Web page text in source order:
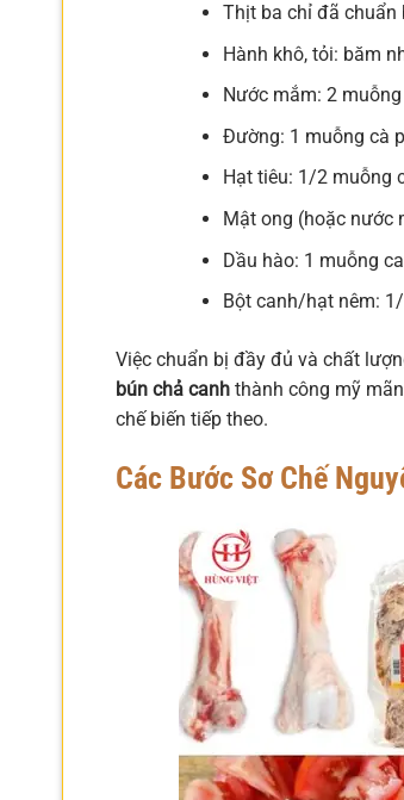
Thịt ba chỉ đã chuẩn
Hành khô, tỏi: băm
Nước mắm: 2
Đường: 1 muỗng cà
Hạt tiêu: 1/2 muỗng
Mật ong (hoặc nước
Dầu hào: 1 muỗng
Bột canh/hạt nêm:
Việc chuẩn bị đầy đủ và chất
bún chả canh thành công mỹ
chế biến tiếp theo.
Các Bước Sơ Chế